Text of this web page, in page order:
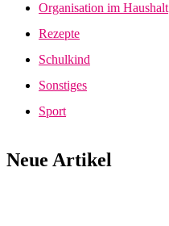
Organisation im Haushalt
Rezepte
Schulkind
Sonstiges
Sport
Neue Artikel